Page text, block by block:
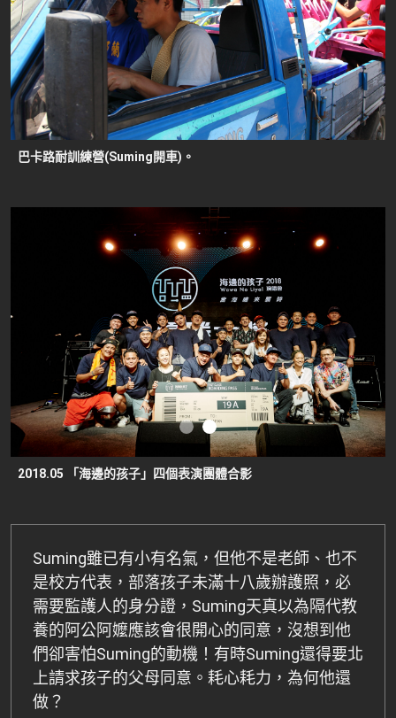
巴卡路耐訓練營(Suming開車)。
2018.05 「海邊的孩子」四個表演團體合影
Suming雖已有小有名氣，但他不是老師、也不
是校方代表，部落孩子未滿十八歲辦護照，必
需要監護人的身分證，Suming天真以為隔代教
養的阿公阿嬤應該會很開心的同意，沒想到他
們卻害怕Suming的動機！有時Suming還得要北
上請求孩子的父母同意。耗心耗力，為何他還
做？